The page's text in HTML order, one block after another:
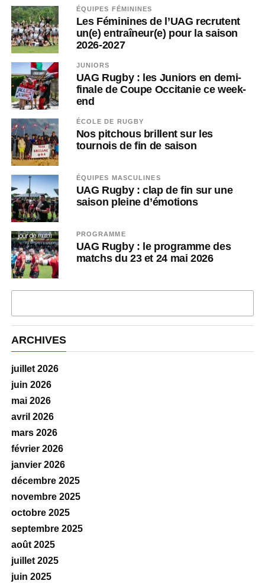
ÉQUIPES FÉMININES
Les Féminines de l’UAG recrutent
un(e) entraîneur(e) pour la saison
2026-2027
JUNIORS
UAG Rugby : les Juniors en demi-
finale de Coupe Occitanie ce week-
end
ÉCOLE DE RUGBY
Nos pitchous brillent sur les
tournois de fin de saison
ÉQUIPES MASCULINES
UAG Rugby : clap de fin sur une
saison pleine d’émotions
PROGRAMME
UAG Rugby : le programme des
matchs du 23 et 24 mai 2026
ARCHIVES
juillet 2026
juin 2026
mai 2026
avril 2026
mars 2026
février 2026
janvier 2026
décembre 2025
novembre 2025
octobre 2025
septembre 2025
août 2025
juillet 2025
juin 2025